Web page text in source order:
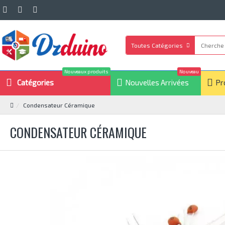
Toutes Catégories
Catégories
Nouveaux produits
Nouvelles Arrivées
Nouveau
Condensateur Céramique
CONDENSATEUR CÉRAMIQUE